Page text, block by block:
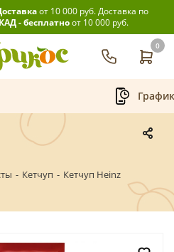
от 10 000 руб.Доставка по
- бесплатноот 10 000 руб.
0
приёма заказов
- Кетчуп - Кетчуп Heinz